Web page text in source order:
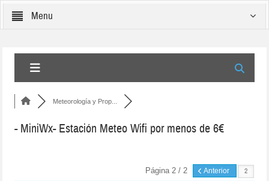
Menu
Meteorología y Prop...
- MiniWx- Estación Meteo Wifi por menos de 6€
Página 2 / 2 Anterior